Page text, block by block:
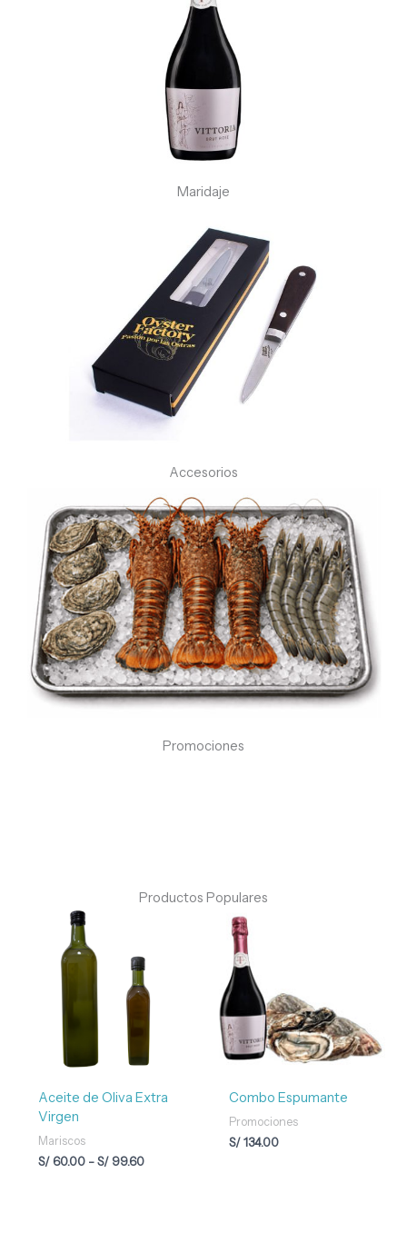
Maridaje
Accesorios
Promociones
Productos Populares
Aceite de Oliva Extra
Virgen
Mariscos
S/60.00 - S/99.60
desde
S/ 60.00
hasta
Combo Espumante
Promociones
S/134.00